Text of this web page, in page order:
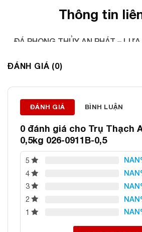
Thông tin
ĐÁ PHONG THỦY AN PHÁT –
Địa chỉ: 60/69 Bùi Huy Bích,
ĐÁNH GIÁ (0)
ĐÁNH GIÁ BÌNH LUẬN
0 đánh giá cho Trụ Thạch
0,5kg 026-0911B-0,5
5
4
3
2
1